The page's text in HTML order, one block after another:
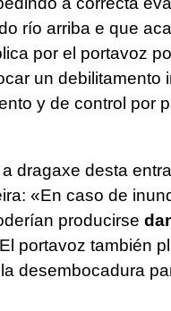
río arriba e que
por el portavoz
un debilitamento
y de control por
dragaxe desta
«En caso de
producirse
El portavoz también
desembocadura